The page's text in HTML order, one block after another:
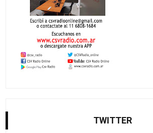
TWITTER